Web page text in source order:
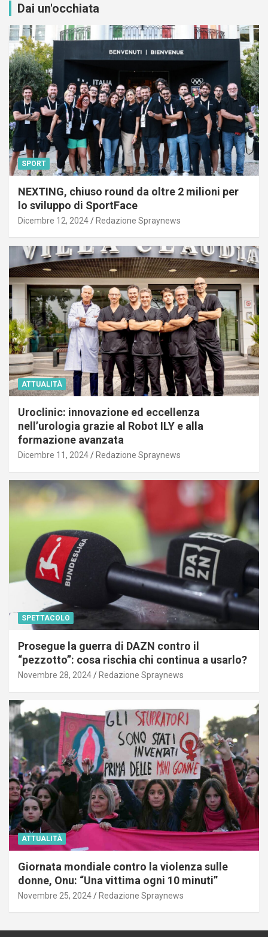
Dai un'occhiata
SPORT
NEXTING, chiuso round da oltre 2 milioni per
lo sviluppo di SportFace
Dicembre 12, 2024 Redazione Spraynews
ATTUALITÀ
Uroclinic: innovazione ed eccellenza
nell’urologia grazie al Robot ILY e alla
formazione avanzata
Dicembre 11, 2024 Redazione Spraynews
SPETTACOLO
Prosegue la guerra di DAZN contro il
“pezzotto”: cosa rischia chi continua a usarlo?
Novembre 28, 2024 Redazione Spraynews
ATTUALITÀ
Giornata mondiale contro la violenza sulle
donne, Onu: “Una vittima ogni 10 minuti”
Novembre 25, 2024 Redazione Spraynews